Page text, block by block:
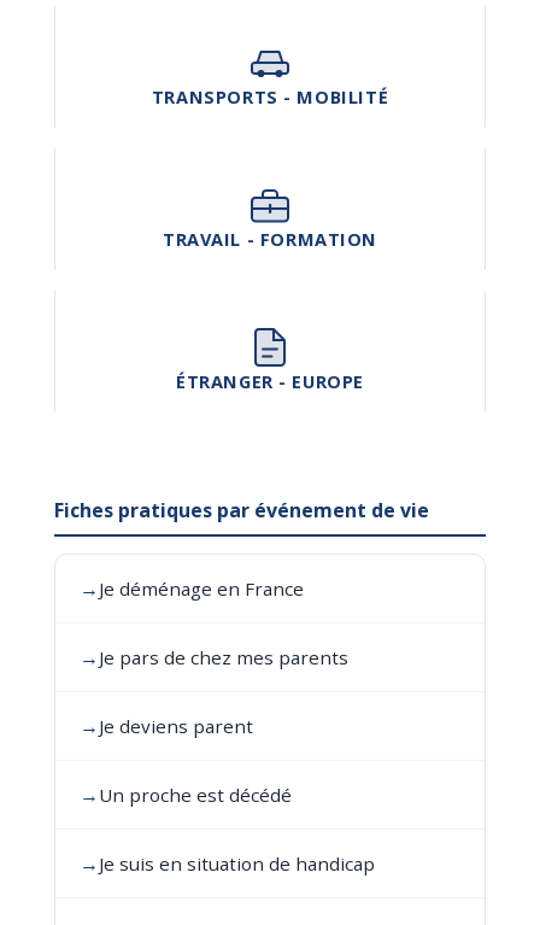
TRANSPORTS - MOBILITÉ
TRAVAIL - FORMATION
ÉTRANGER - EUROPE
Fiches pratiques par événement de vie
→ Je déménage en France
→ Je pars de chez mes parents
→ Je deviens parent
→ Un proche est décédé
→ Je suis en situation de handicap